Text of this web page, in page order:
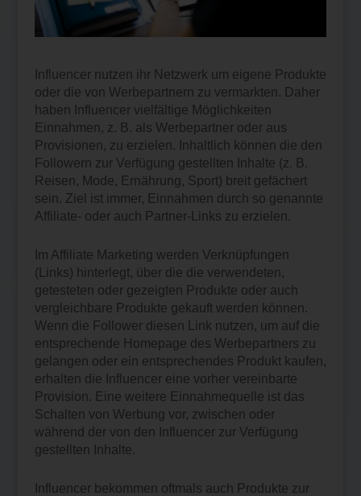
Influencer nutzen ihr Netzwerk um eigene Produkte
oder die von Werbepartnern zu vermarkten. Daher
haben Influencer vielfältige Möglichkeiten
Einnahmen, z. B. als Werbepartner oder aus
Provisionen, zu erzielen. Inhaltlich können die den
Followern zur Verfügung gestellten Inhalte (z. B.
Reisen, Mode, Ernährung, Sport) breit gefächert
sein. Ziel ist immer, Einnahmen durch so genannte
Affiliate- oder auch Partner-Links zu erzielen.
Im Affiliate Marketing werden Verknüpfungen
(Links) hinterlegt, über die die verwendeten,
getesteten oder gezeigten Produkte oder auch
vergleichbare Produkte gekauft werden können.
Wenn die Follower diesen Link nutzen, um auf die
entsprechende Homepage des Werbepartners zu
gelangen oder ein entsprechendes Produkt kaufen,
erhalten die Influencer eine vorher vereinbarte
Provision. Eine weitere Einnahmequelle ist das
Schalten von Werbung vor, zwischen oder
während der von den Influencer zur Verfügung
gestellten Inhalte.
Influencer bekommen oftmals auch Produkte zur